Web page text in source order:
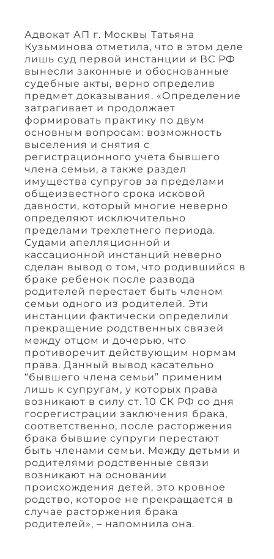
Адвокат АП г. Москвы Татьяна
Кузьминова отметила, что в этом деле
лишь суд первой инстанции и ВС РФ
вынесли законные и обоснованные
судебные акты, верно определив
предмет доказывания. «Определение
затрагивает и продолжает
формировать практику по двум
основным вопросам: возможность
выселения и снятия с
регистрационного учета бывшего
члена семьи, а также раздел
имущества супругов за пределами
общеизвестного срока исковой
давности, который многие неверно
определяют исключительно
пределами трехлетнего периода.
Судами апелляционной и
кассационной инстанций неверно
сделан вывод о том, что родившийся в
браке ребенок после развода
родителей перестает быть членом
семьи одного из родителей. Эти
инстанции фактически определили
прекращение родственных связей
между отцом и дочерью, что
противоречит действующим нормам
права. Данный вывод касательно
“бывшего члена семьи” применим
лишь к супругам, у которых права
возникают в силу ст. 10 СК РФ со дня
госрегистрации заключения брака,
соответственно, после расторжения
брака бывшие супруги перестают
быть членами семьи. Между детьми и
родителями родственные связи
возникают на основании
происхождения детей, это кровное
родство, которое не прекращается в
случае расторжения брака
родителей», – напомнила она.